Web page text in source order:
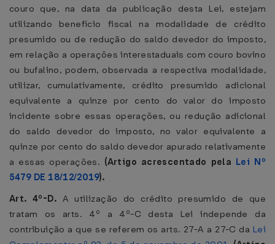
couro que, na data da publicação desta Lei, estejam
utilizando benefício fiscal na modalidade de crédito
presumido ou de redução do saldo devedor do imposto,
em relação a operações interestaduais com couro bovino
ou bufalino, podem, observada a respectiva modalidade,
utilizar, cumulativamente, crédito presumido adicional
equivalente a quinze por cento do valor do imposto
incidente sobre essas operações, ou redução adicional
do saldo devedor do imposto, no valor equivalente a
quinze por cento do saldo devedor apurado relativamente
a essas operações. (Artigo acrescentado pela Lei Nº
5479 DE 18/12/2019).
Art. 4º-D. A utilização do crédito presumido de que
tratam os arts. 4º a 4º-C desta Lei independe da
contribuição a que se referem os arts. 27-A a 27-C da Lei